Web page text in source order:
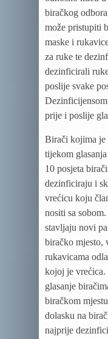
biračkog
može pristupiti
maske i
za ruke te
dezinficirali
poslije svake
prije i poslije
Birači kojima je
tijekom
10 posjeta
dezinficiraju i
vrećicu koju
nositi sa
stavljaju novi
biračko mjesto,
rukavicama
kojoj je vrećica.
glasanje
biračkom
dolasku na
najprije